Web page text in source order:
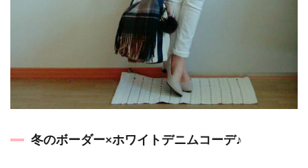
冬のボーダー×ホワイトデニムコーデ♪